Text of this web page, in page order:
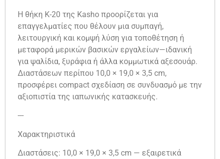
Η θήκη K-20 της Kasho προορίζεται για
επαγγελματίες που θέλουν μια συμπαγή,
λειτουργική και κομψή λύση για τοποθέτηση ή
μεταφορά μερικών βασικών εργαλείων—ιδανική
για ψαλίδια, ξυράφια ή άλλα κομμωτικά αξεσουάρ.
Διαστάσεων περίπου 10,0 × 19,0 × 3,5 cm,
προσφέρει compact σχεδίαση σε συνδυασμό με την
αξιοπιστία της ιαπωνικής κατασκευής.
---
Χαρακτηριστικά
Διαστάσεις: 10,0 × 19,0 × 3,5 cm — εξαιρετικά